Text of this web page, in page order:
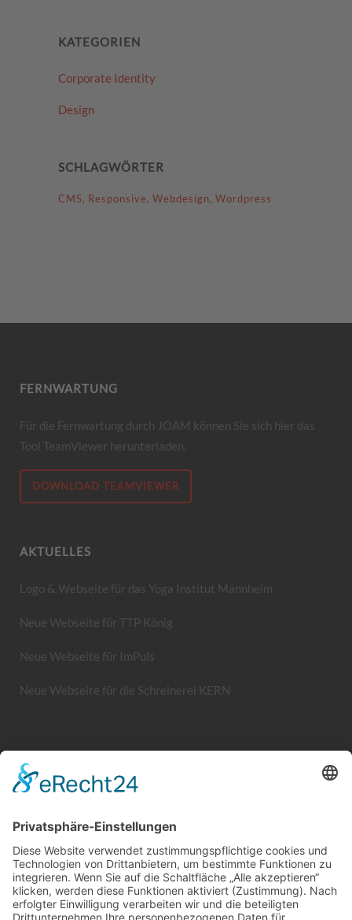
KATEGORIEN
Corporate Identity
Design
SCHLAGWÖRTER
CMS Responsive Webdesign Wordpress
FERNWARTUNG
Für die Fernwartung durch JOAM können Sie sich hier das
Tool TeamViewer herunterladen.
DOWNLOAD TEAMVIEWER
AKTUELLES
Logo & Webseite für das Yoga Institut Mannheim
Neue Webseite für TTP König
Neue Webseite für ImPuls
Neue Webseite für die Schreinerei KERN
Systemhaus JOAM | Jochen Amend
Mobil: +49 (0) 1 74 / 9 36 38 56
Web:www.systemhaus-joam.de
E-Mail:info@systemhaus-joam.de